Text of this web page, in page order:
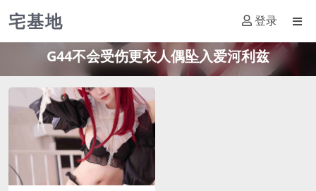
宅基地 登录
G44不会受伤更衣人偶坠入爱河利兹